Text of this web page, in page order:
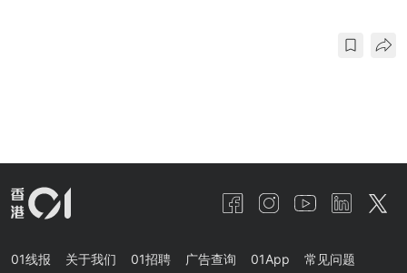
01线报 关于我们 01招聘 广告查询 01App 常见问题